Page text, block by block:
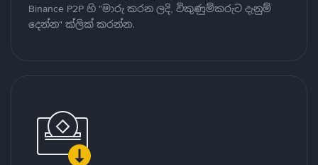
Binance P2P හි "මාරු කරන ලදි, විකුණුම්කරුට දැනුම්
දෙන්න" ක්ලික් කරන්න.